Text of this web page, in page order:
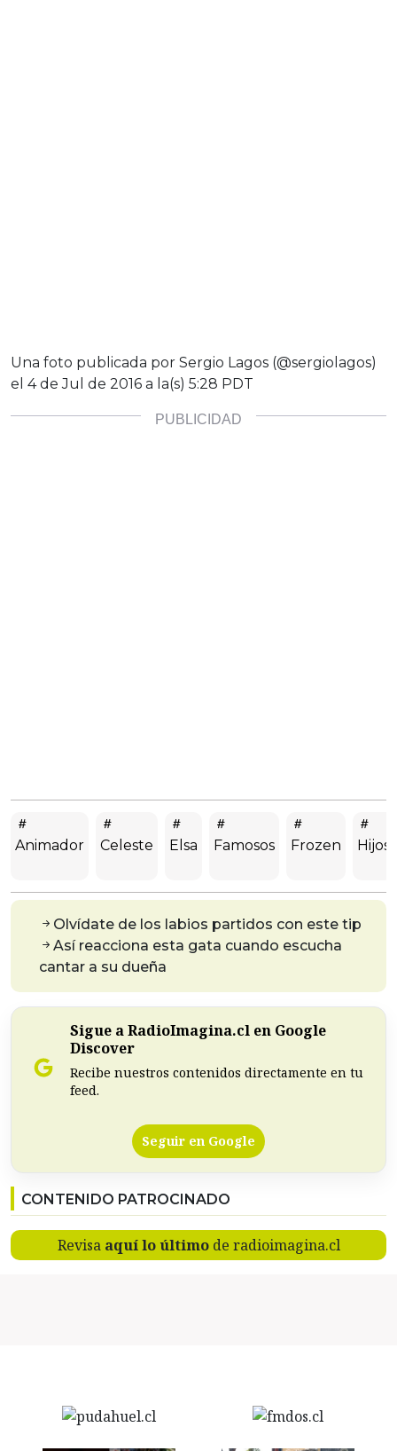
Una foto publicada por Sergio Lagos (@sergiolagos)
el 4 de Jul de 2016 a la(s) 5:28 PDT
Animador Celeste Elsa Famosos Frozen Hijos
Olvídate de los labios partidos con este tip
Así reacciona esta gata cuando escucha
cantar a su dueña
Sigue a RadioImagina.cl en Google
Discover
Recibe nuestros contenidos directamente en tu
feed.
Seguir en Google
CONTENIDO PATROCINADO
Revisa aquí lo últimode radioimagina.cl